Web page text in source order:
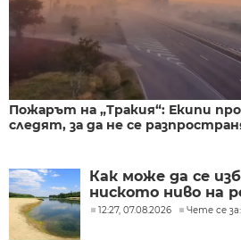
Пожарът на „Тракия“: Екипи
следят, за да не се
Как може да се
ниското ниво на
12:27, 07.08.2026 Чете се